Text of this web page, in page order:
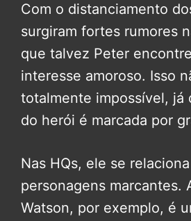
Com o distanciamento
surgiram fortes rumores
que talvez Peter
interesse amoroso. Isso
totalmente impossível, já
do herói é marcada por
Nas HQs, ele se
personagens marcantes.
Watson, por exemplo, é